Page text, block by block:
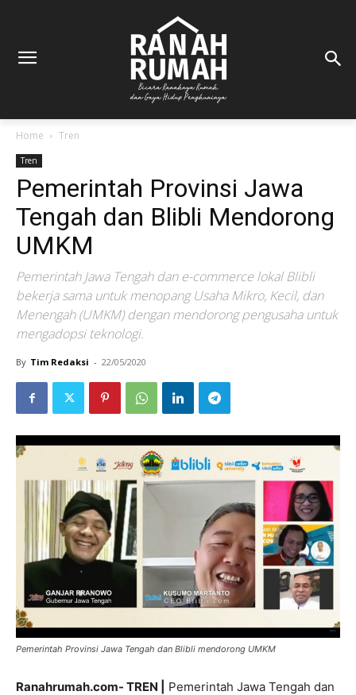
Home Tren
Tren
Pemerintah Provinsi Jawa
Tengah dan Blibli Mendorong
UMKM
Pemerintah Jawa Tengah dan e-commerce lokal Blibli
bekerja sama untuk menopang Usaha Mikro, Kecil, dan
Menengah (UMKM) dengan mendorong pengusaha untuk
mengadopsi teknologi.
By Tim Redaksi - 22/05/2020
Pemerintah Provinsi Jawa Tengah dan Blibli mendorong UMKM
Ranahrumah.com- TREN |
Pemerintah Jawa Tengah dan